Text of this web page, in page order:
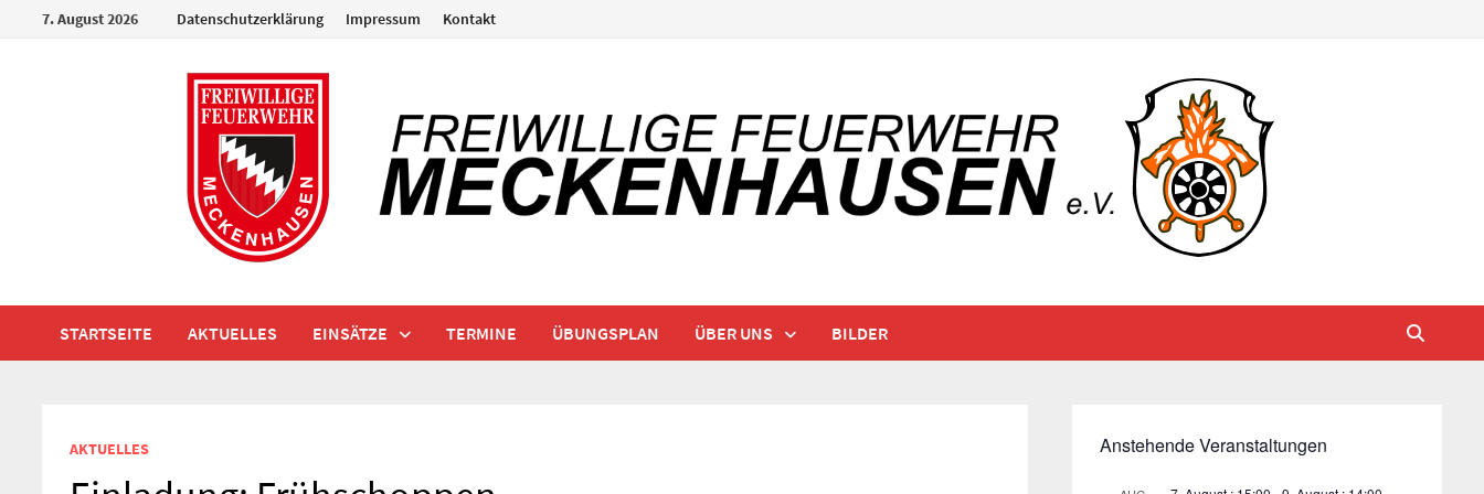
7. August 2026 Datenschutzerklärung Impressum Kontakt
STARTSEITE AKTUELLES EINSÄTZE TERMINE ÜBUNGSPLAN ÜBER UNS BILDER
AKTUELLES Anstehende Veranstaltungen